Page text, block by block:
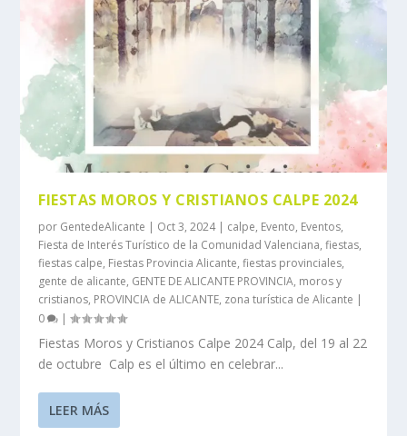
FIESTAS MOROS Y CRISTIANOS CALPE 2024
por GentedeAlicante | Oct 3, 2024| calpe, Evento, Eventos,
Fiesta de Interés Turístico de la Comunidad Valenciana,fiestas,
fiestas calpe, Fiestas Provincia Alicante,fiestas provinciales,
gente de alicante, GENTE DE ALICANTE PROVINCIA, moros y
cristianos, PROVINCIA de ALICANTE, zona turística de Alicante |
0
|
Fiestas Moros y Cristianos Calpe 2024 Calp, del 19 al 22
de octubre Calp es el último en celebrar...
LEER MÁS